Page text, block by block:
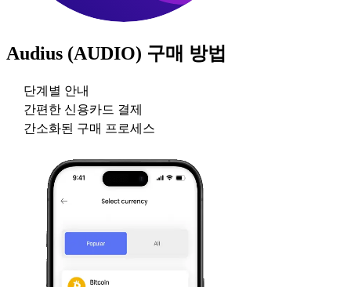
Audius (AUDIO) 구매 방법
단계별 안내
간편한 신용카드 결제
간소화된 구매 프로세스